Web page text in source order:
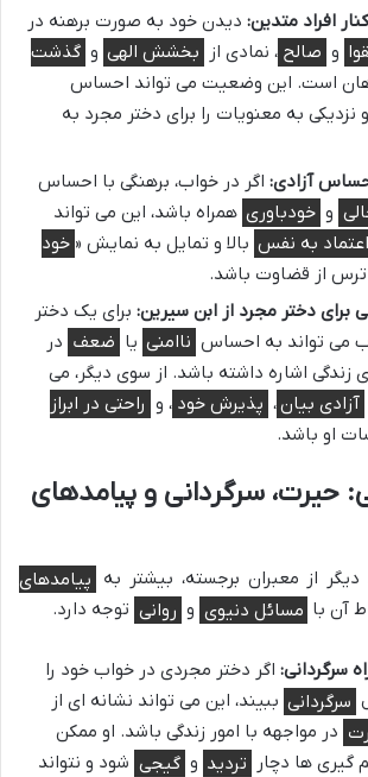
افراد متدین: دیدن خود به صورت برهنه در
و صالح ، نمادی از بخشش الهی و گذشت
است. این وضعیت می تواند احساس
به معنویات را برای دختر مجرد به
آزادی: اگر در خواب، برهنگی با احساس
و خودباوری همراه باشد، این می تواند
اعتماد به نفس بالا و تمایل به نمایش « خود
از قضاوت باشد.
برای دختر مجرد از ابن سیرین: برای یک دختر
می تواند به احساس ناامنی یا ضعف در
زندگی اشاره داشته باشد. از سوی دیگر، می
آزادی بیان، پذیرش خود ، و راحتی در ابراز
او باشد.
حیرت، سرگردانی و پیامدهای
دیگر از معبران برجسته، بیشتر به پیامدهای
آن با مسائل دنیوی و روانی توجه دارد.
سرگردانی: اگر دختر مجردی در خواب خود را
سرگردانی ببیند، این می تواند نشانه ای از
در مواجهه با امور زندگی باشد. او ممکن
ها دچار تردید و گیجی شود و نتواند